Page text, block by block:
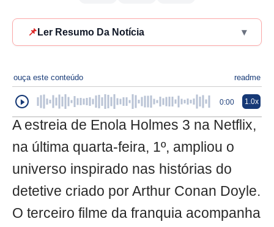
📌 Ler Resumo Da Notícia ▾
ouça este conteúdo readme
0:00 1.0x
A estreia de Enola Holmes 3 na Netflix,
na última quarta-feira, 1º, ampliou o
universo inspirado nas histórias do
detetive criado por Arthur Conan Doyle.
O terceiro filme da franquia acompanha